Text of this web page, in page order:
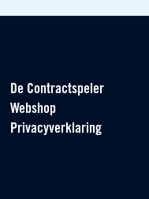
De Contractspeler
Webshop
Privacyverklaring